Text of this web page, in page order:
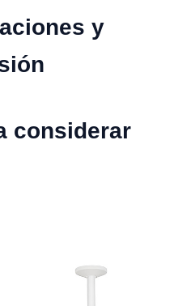
y
considerar